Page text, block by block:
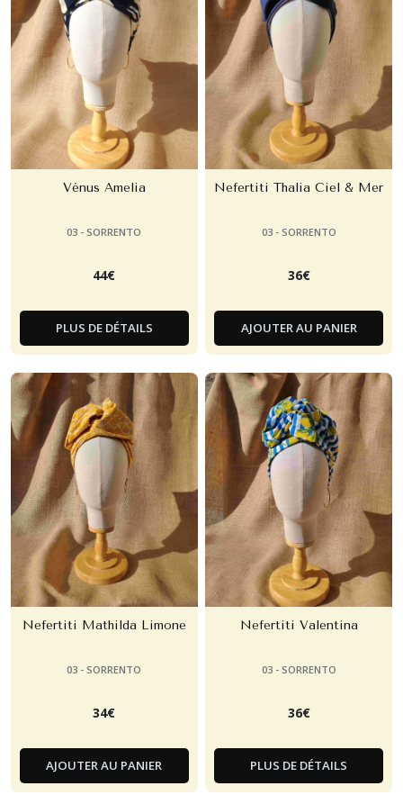
Vénus Amelia
03 - SORRENTO
44€
PLUS DE DÉTAILS
Nefertiti Thalia Ciel & Mer
03 - SORRENTO
36€
AJOUTER AU PANIER
Nefertiti Mathilda Limone
03 - SORRENTO
34€
AJOUTER AU PANIER
Nefertiti Valentina
03 - SORRENTO
36€
PLUS DE DÉTAILS